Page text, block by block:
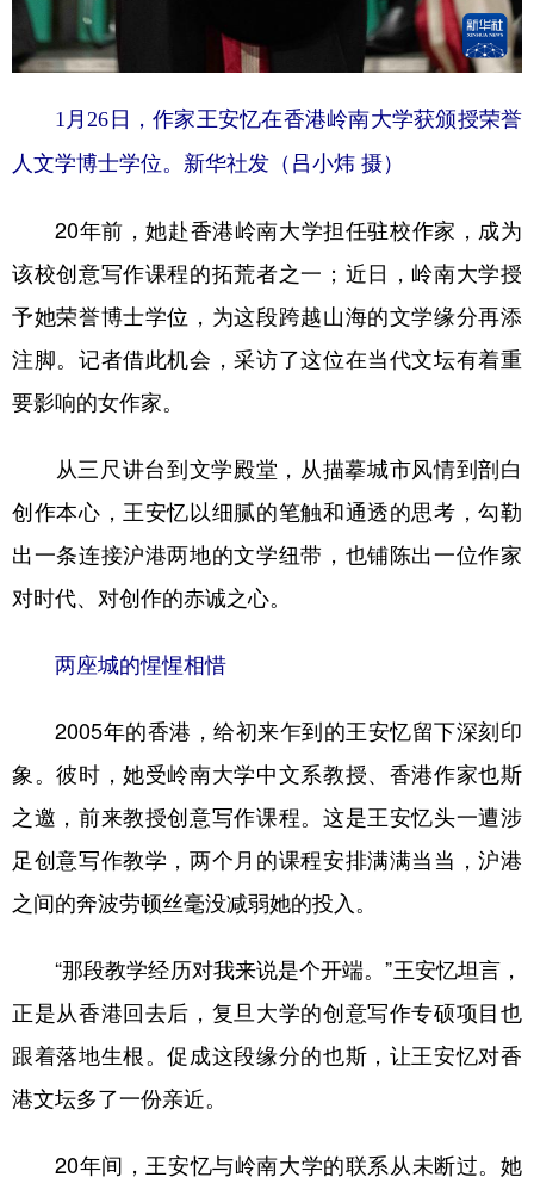
1月26日，作家王安忆在香港岭南大学获颁授荣誉
人文学博士学位。新华社发（吕小炜 摄）
20年前，她赴香港岭南大学担任驻校作家，成为
该校创意写作课程的拓荒者之一；近日，岭南大学授
予她荣誉博士学位，为这段跨越山海的文学缘分再添
注脚。记者借此机会，采访了这位在当代文坛有着重
要影响的女作家。
从三尺讲台到文学殿堂，从描摹城市风情到剖白
创作本心，王安忆以细腻的笔触和通透的思考，勾勒
出一条连接沪港两地的文学纽带，也铺陈出一位作家
对时代、对创作的赤诚之心。
两座城的惺惺相惜
2005年的香港，给初来乍到的王安忆留下深刻印
象。彼时，她受岭南大学中文系教授、香港作家也斯
之邀，前来教授创意写作课程。这是王安忆头一遭涉
足创意写作教学，两个月的课程安排满满当当，沪港
之间的奔波劳顿丝毫没减弱她的投入。
“那段教学经历对我来说是个开端。”王安忆坦言，
正是从香港回去后，复旦大学的创意写作专硕项目也
跟着落地生根。促成这段缘分的也斯，让王安忆对香
港文坛多了一份亲近。
20年间，王安忆与岭南大学的联系从未断过。她